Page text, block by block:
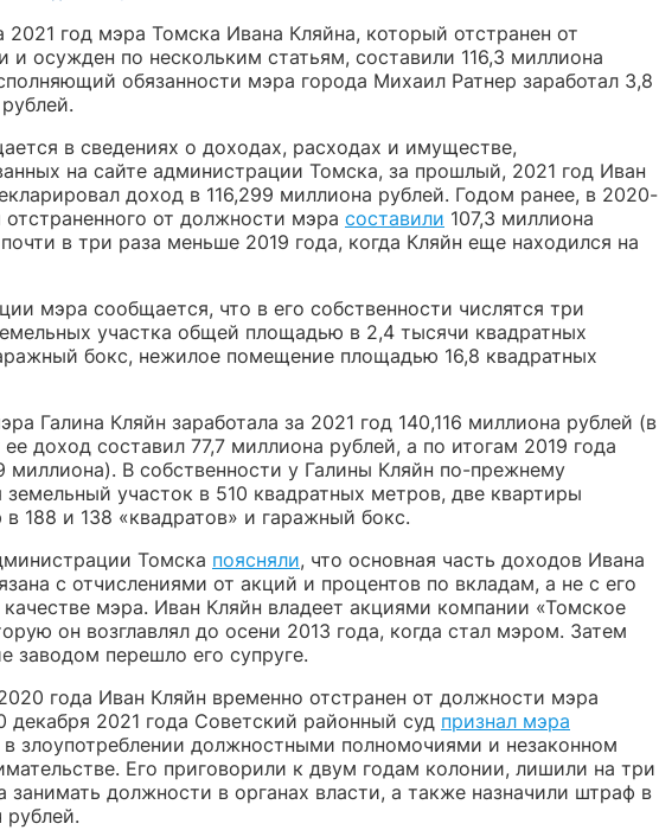
год мэра Томска Ивана Кляйна, который отстранен от
и осужден по нескольким статьям, составили 116,3 миллиона
обязанности мэра города Михаил Ратнер заработал 3,8
в сведениях о доходах, расходах и имуществе,
на сайте администрации Томска, за прошлый, 2021 год Иван
доход в 116,299 миллиона рублей. Годом ранее, в 2020-
от должности мэра составили 107,3 миллиона
в три раза меньше 2019 года, когда Кляйн еще находился на
мэра сообщается, что в его собственности числятся три
участка общей площадью в 2,4 тысячи квадратных
бокс, нежилое помещение площадью 16,8 квадратных
Галина Кляйн заработала за 2021 год 140,116 миллиона рублей (в
доход составил 77,7 миллиона рублей, а по итогам 2019 года
миллиона). В собственности у Галины Кляйн по-прежнему
земельный участок в 510 квадратных метров, две квартиры
188 и 138 «квадратов» и гаражный бокс.
Томска поясняли, что основная часть доходов Ивана
с отчислениями от акций и процентов по вкладам, а не с его
качестве мэра. Иван Кляйн владеет акциями компании «Томское
он возглавлял до осени 2013 года, когда стал мэром. Затем
заводом перешло его супруге.
года Иван Кляйн временно отстранен от должности мэра
декабря 2021 года Советский районный суд признал мэра
в злоупотреблении должностными полномочиями и незаконном
Его приговорили к двум годам колонии, лишили на три
занимать должности в органах власти, а также назначили штраф в
рублей.